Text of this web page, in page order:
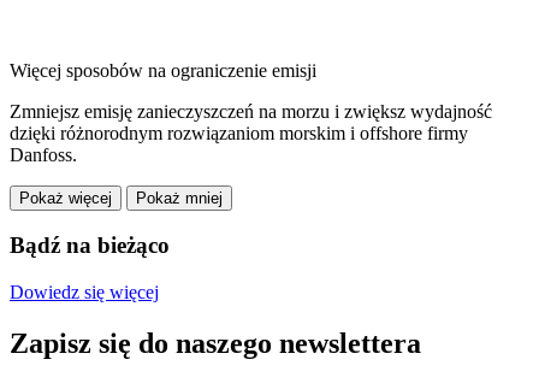
Więcej sposobów na ograniczenie emisji
Zmniejsz emisję zanieczyszczeń na morzu i zwiększ wydajność
dzięki różnorodnym rozwiązaniom morskim i offshore firmy
Danfoss.
Pokaż więcej Pokaż mniej
Bądź na bieżąco
Dowiedz się więcej
Zapisz się do naszego newslettera